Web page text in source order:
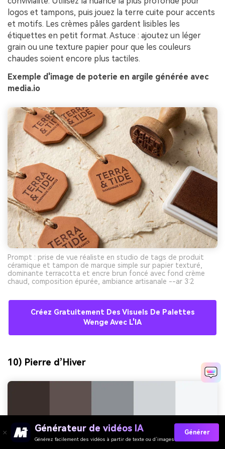
logos et tampons, puis jouez la terre cuite pour accents
et motifs. Les crèmes pâles gardent lisibles les
étiquettes en petit format. Astuce : ajoutez un léger
grain ou une texture papier pour que les couleurs
chaudes soient encore plus tactiles.
Exemple d'image de poterie en argile générée avec
media.io
Prompt : prise de vue réaliste en studio de tags de produit
céramique et tampon de marque simple sur papier texturé,
dominante terracotta et encre brun foncé avec fond crème
chaud, composition épurée, ambiance artisanale --ar 3:2
Créez Gratuitement Des Visuels De Palettes
Wenge Avec L'IA
10) Pierre d’Hiver
Générateur de vidéos IA
Générez facilement des vidéos à partir de texte ou d’images
Générer